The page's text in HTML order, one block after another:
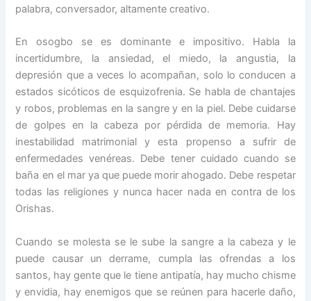
palabra, conversador, altamente creativo.
En osogbo se es dominante e impositivo. Habla la
incertidumbre, la ansiedad, el miedo, la angustia, la
depresión que a veces lo acompañan, solo lo conducen a
estados sicóticos de esquizofrenia. Se habla de chantajes
y robos, problemas en la sangre y en la piel. Debe cuidarse
de golpes en la cabeza por pérdida de memoria. Hay
inestabilidad matrimonial y esta propenso a sufrir de
enfermedades venéreas. Debe tener cuidado cuando se
baña en el mar ya que puede morir ahogado. Debe respetar
todas las religiones y nunca hacer nada en contra de los
Orishas.
Cuando se molesta se le sube la sangre a la cabeza y le
puede causar un derrame, cumpla las ofrendas a los
santos, hay gente que le tiene antipatía, hay mucho chisme
y envidia, hay enemigos que se reúnen para hacerle daño,